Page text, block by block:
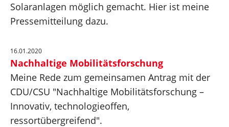
Solaranlagen möglich gemacht. Hier ist meine
Pressemitteilung dazu.
16.01.2020
Nachhaltige Mobilitätsforschung
Meine Rede zum gemeinsamen Antrag mit der
CDU/CSU "Nachhaltige Mobilitätsforschung –
Innovativ, technologieoffen,
ressortübergreifend".